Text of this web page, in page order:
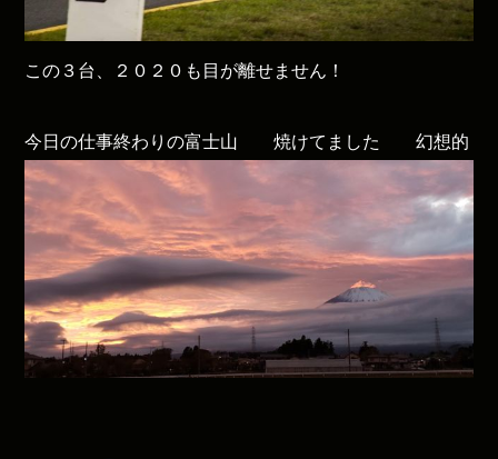
この３台、２０２０も目が離せません！
今日の仕事終わりの富士山 焼けてました 幻想的